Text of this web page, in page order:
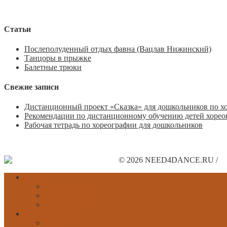
Статьи
Послеполуденный отдых фавна (Вацлав Нижинский)
Танцоры в прыжке
Балетные трюки
Свежие записи
Дистанционный проект «Сказка» для дошкольников по
Рекомендации по дистанционному обучению детей
Рабочая тетрадь по хореографии для дошкольников
© 2026 NEED4DANCE.RU /